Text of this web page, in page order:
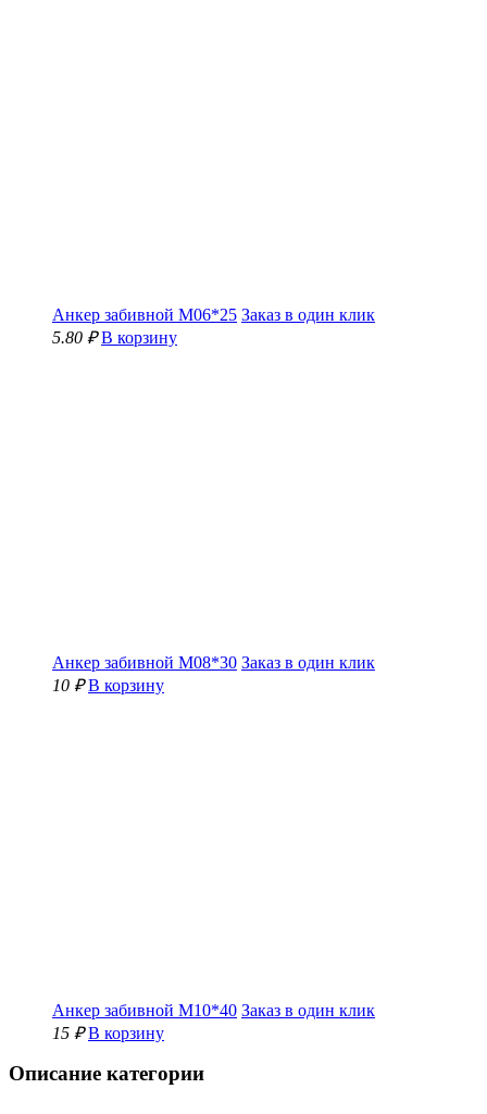
Анкер забивной М06*25 Заказ в один клик
5.80 ₽ В корзину
Анкер забивной М08*30 Заказ в один клик
10 ₽ В корзину
Анкер забивной М10*40 Заказ в один клик
15 ₽ В корзину
Описание категории